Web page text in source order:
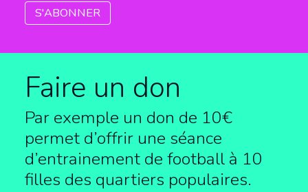
Faire un don
Par exemple un don de 10€
permet d’offrir une séance
d’entrainement de football à 10
filles des quartiers populaires.